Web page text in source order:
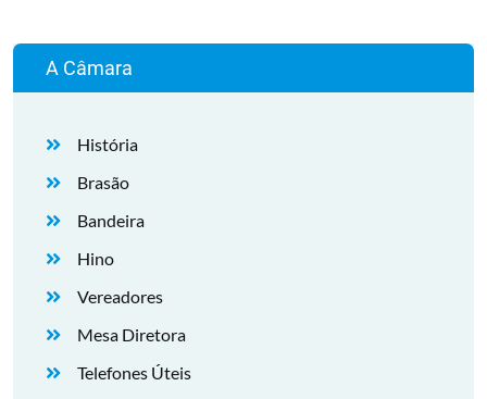
A Câmara
História
Brasão
Bandeira
Hino
Vereadores
Mesa Diretora
Telefones Úteis